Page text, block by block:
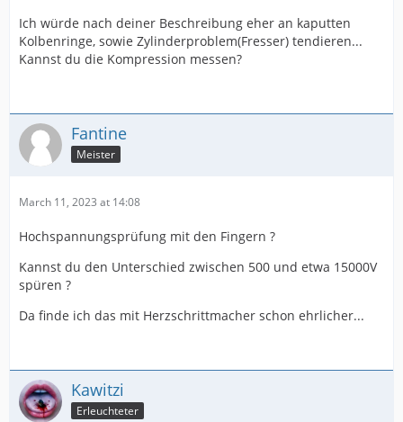
Ich würde nach deiner Beschreibung eher an kaputten
Kolbenringe, sowie Zylinderproblem(Fresser) tendieren...
Kannst du die Kompression messen?
Fantine
Meister
March 11, 2023 at 14:08
Hochspannungsprüfung mit den Fingern ?
Kannst du den Unterschied zwischen 500 und etwa 15000V
spüren ?
Da finde ich das mit Herzschrittmacher schon ehrlicher...
Kawitzi
Erleuchteter